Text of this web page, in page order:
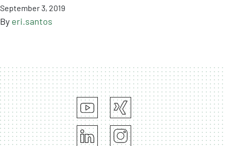
September 3, 2019
By eri.santos